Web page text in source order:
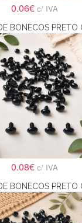
0.06€ c/ IVA
0.08€ c/ IVA